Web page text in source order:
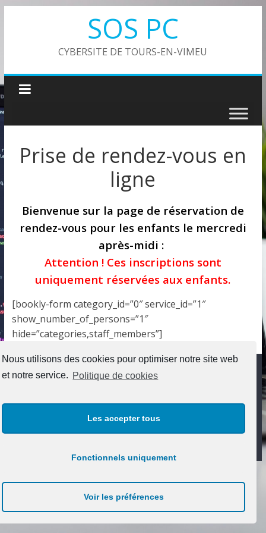
Nous utilisons des cookies pour optimiser notre site web
et notre service. Politique de cookies
Les accepter tous
Fonctionnels uniquement
Voir les préférences
SOS PC
CYBERSITE DE TOURS-EN-VIMEU
Prise de rendez-vous en
ligne
Bienvenue sur la page de réservation de
rendez-vous pour les enfants le mercredi
après-midi :
Attention ! Ces inscriptions sont
uniquement réservées aux enfants.
[bookly-form category_id=”0″ service_id=”1″
show_number_of_persons=”1″
hide=”categories,staff_members”]
Politique de cookies (UE)
Copyright © 2026SOS PC. Tous droits réservés.
par ThemeGrill. Propulsé par